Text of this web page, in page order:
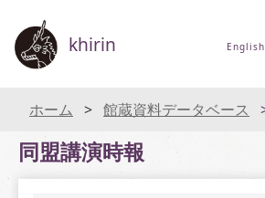
khirin English
ホーム 館蔵資料データベース
同盟講演時報